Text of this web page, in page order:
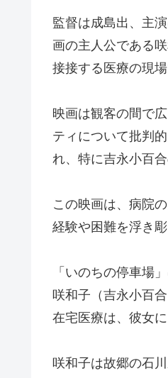
監督は成島出、主
画の主人公である
接接する医療の現
映画は観客の間で
ティについて批判
れ、特に吉永小百
この映画は、病院
経験や困難を浮き彫
「いのちの停車場
咲和子（吉永小百
在宅医療は、彼女
咲和子は故郷の石